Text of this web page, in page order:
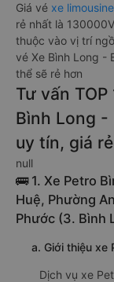
Giá vé xe
rẻ nhất là
thuộc vào vị trí
vé Xe Bình Long -
thể sẽ rẻ hơn
Tư vấn
Bình Long -
uy tín, giá
null
🚌 1. Xe Petro
Huệ, Phường
Phước (3. Bình
a. Giới thiệu xe
Dịch vụ xe